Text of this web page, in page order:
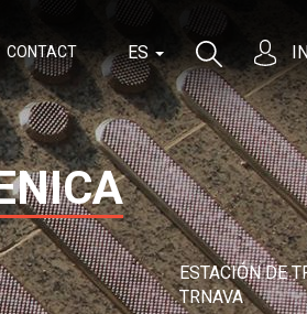
ESTACIÓN DE
TRNAVA
CONTACT ES